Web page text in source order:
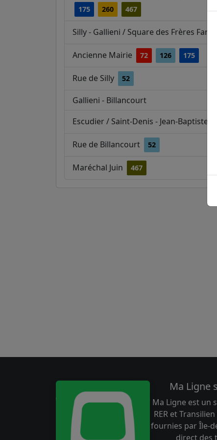
175
260 467
Silly - Gallieni / Square des Frères
Ancienne Mairie 72 126 175
Rue de Silly 52
Gallieni - Billancourt
Escudier / Saint-Denis - Jean-Baptiste
Rue de Billancourt 52
Maréchal Juin 467
Ma Ligne
Ma Ligne est un
RER et
fournies par Île-
direct des